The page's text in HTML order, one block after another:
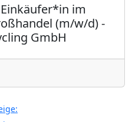
im
(m/w/d) -
GmbH